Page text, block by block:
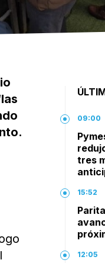
09:00
tres
15:52
12:05